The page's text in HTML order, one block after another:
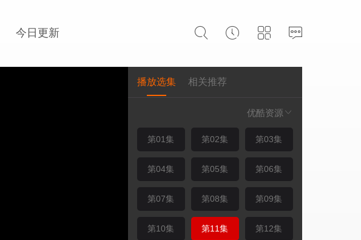
今日更新
播放选集 相关推荐
优酷资源
第01集 第02集 第03集
第04集 第05集 第06集
第07集 第08集 第09集
第10集 第11集 第12集